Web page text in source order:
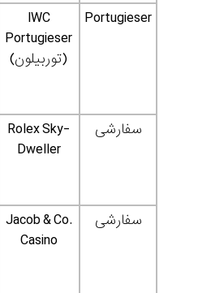
Portugieser
IWC
Portugieser
(توربیلون)
سفارشی
Rolex Sky-
Dweller
سفارشی
Jacob & Co.
Casino